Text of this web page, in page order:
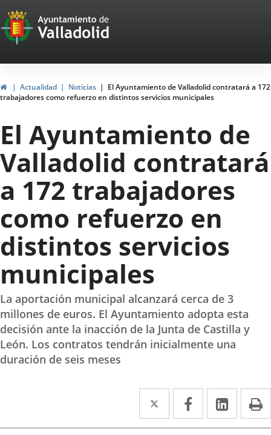
Portal
Web
del
Ayuntamiento
de
Valladolid
InicioActualidad Noticias
El Ayuntamiento de Valladolid contratará a 172
trabajadores como refuerzo en distintos servicios municipales
El Ayuntamiento de
Valladolid contratará
a 172 trabajadores
como refuerzo en
distintos servicios
municipales
La aportación municipal alcanzará cerca de 3
millones de euros. El Ayuntamiento adopta esta
decisión ante la inacción de la Junta de Castilla y
León. Los contratos tendrán inicialmente una
duración de seis meses
Twitter
Enlace
a
Facebook
Enlace
a
Enlace
a